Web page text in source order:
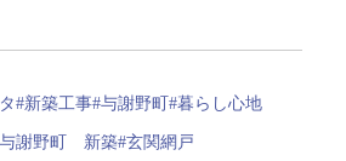
#新築工事#与謝野町#暮らし心地
謝野町 新築#玄関網戸